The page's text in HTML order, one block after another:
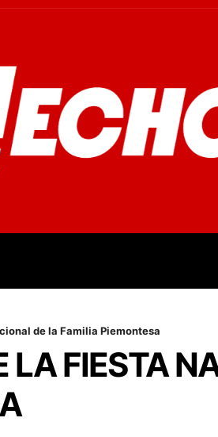
de la Familia Piemontesa
LA FIESTA